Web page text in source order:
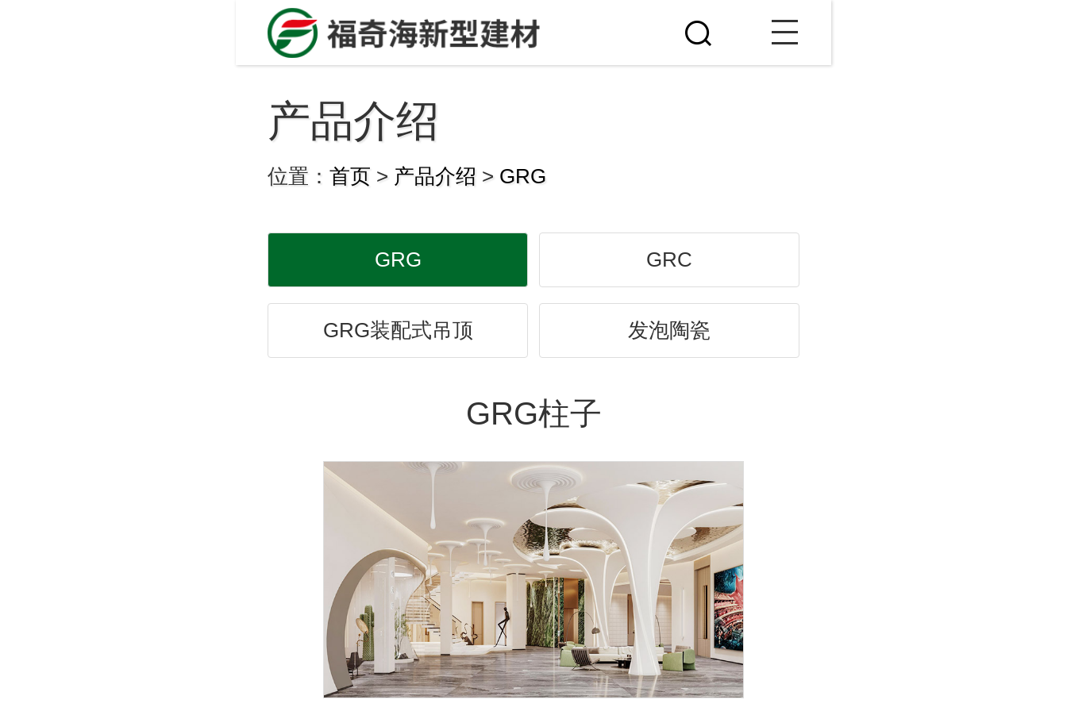
产品介绍
位置： 首页 > 产品介绍 > GRG
GRG GRC
GRG装配式吊顶 发泡陶瓷
GRG柱子